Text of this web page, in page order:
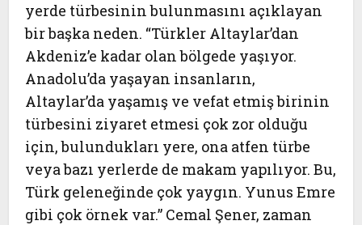
yerde türbesinin bulunmasını açıklayan
bir başka neden. “Türkler Altaylar’dan
Akdeniz’e kadar olan bölgede yaşıyor.
Anadolu’da yaşayan insanların,
Altaylar’da yaşamış ve vefat etmiş birinin
türbesini ziyaret etmesi çok zor olduğu
için, bulundukları yere, ona atfen türbe
veya bazı yerlerde de makam yapılıyor. Bu,
Türk geleneğinde çok yaygın. Yunus Emre
gibi çok örnek var.” Cemal Şener, zaman